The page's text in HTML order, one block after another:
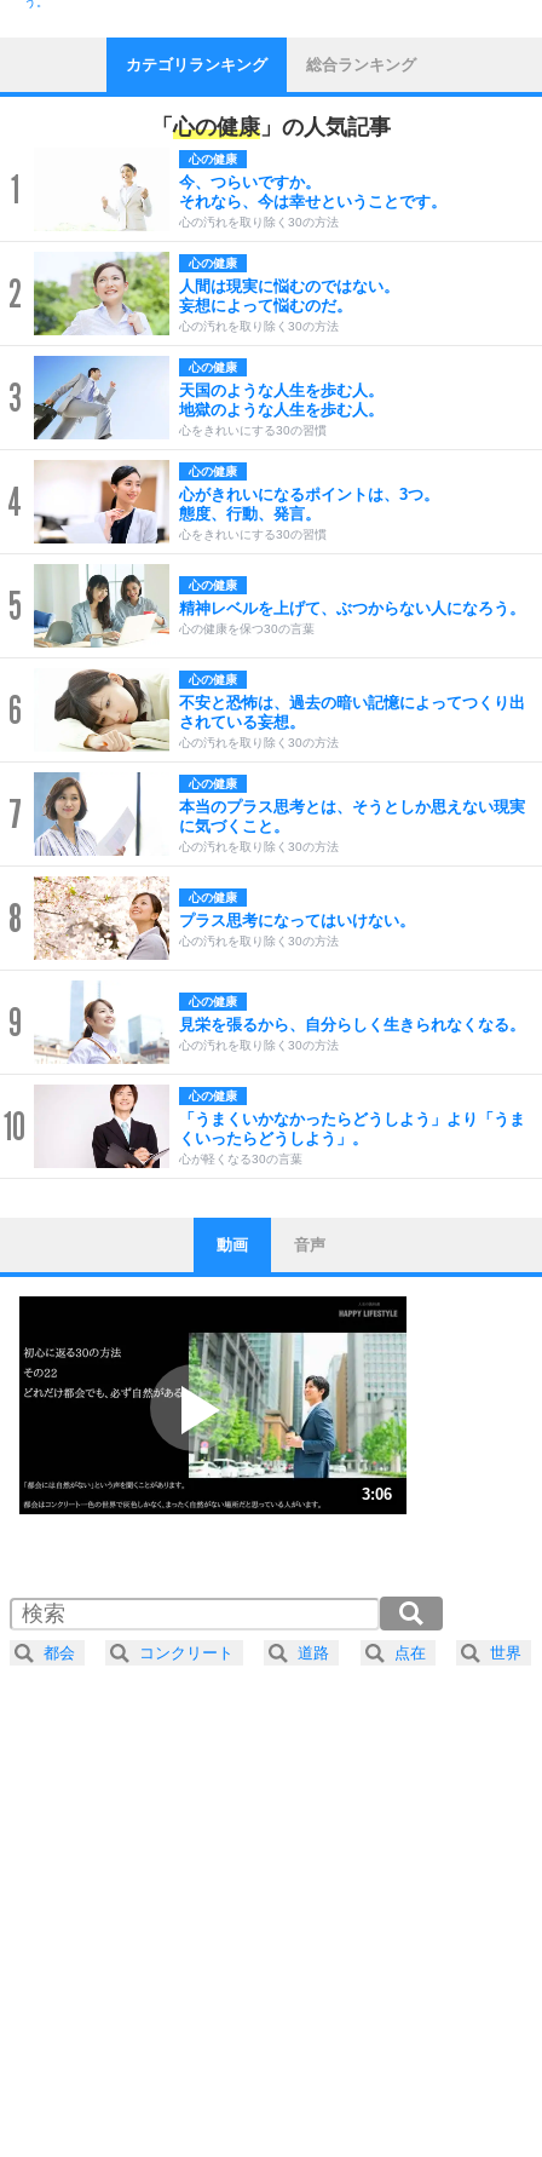
カテゴリランキング 総合ランキング
「心の健康」の人気記事
1
心の健康
今、つらいですか。
それなら、今は幸せということです。
心の汚れを取り除く30の方法
2
心の健康
人間は現実に悩むのではない。
妄想によって悩むのだ。
心の汚れを取り除く30の方法
3
心の健康
天国のような人生を歩む人。
地獄のような人生を歩む人。
心をきれいにする30の習慣
4
心の健康
心がきれいになるポイントは、3つ。
態度、行動、発言。
心をきれいにする30の習慣
5 心の健康
精神レベルを上げて、ぶつからない人になろう。
心の健康を保つ30の言葉
6
心の健康
不安と恐怖は、過去の暗い記憶によってつくり出
されている妄想。
心の汚れを取り除く30の方法
7
心の健康
本当のプラス思考とは、そうとしか思えない現実
に気づくこと。
心の汚れを取り除く30の方法
8 心の健康
プラス思考になってはいけない。
心の汚れを取り除く30の方法
9 心の健康
見栄を張るから、自分らしく生きられなくなる。
心の汚れを取り除く30の方法
10
心の健康
「うまくいかなかったらどうしよう」より「うま
くいったらどうしよう」。
心が軽くなる30の言葉
1
ストレス対策
他人と比べない。
いっそのこと、他人を見ない。
いらいらしない人になる30の方法
プラス思考
ポジティブになれない原因は、行動しないから。
ポジティブ思考になる30の方法
ストレス対策
人生、なんとかなるもの。
気楽に生きる30の方法
4 器の大きい人は、怒りを優しさで表現する。
動画 音声
3:06
2.0倍速 （365KB 1分33秒）
2.5倍速 （292KB 1分14秒）
3.0倍速 （244KB 1分2秒）
都会 コンクリート 道路 点在 世界